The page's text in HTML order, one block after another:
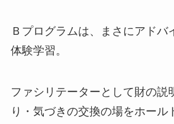
Ｂプログラムは、まさにアドバ
体験学習。
ファシリテーターとして財の説
り・気づきの交換の場をホール